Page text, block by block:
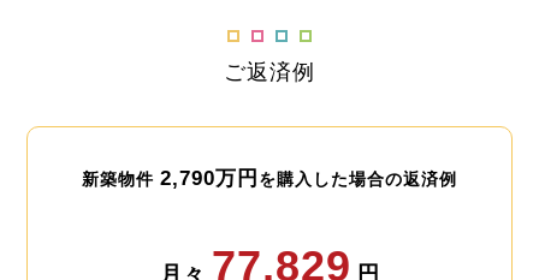
ご返済例
新築物件 2,790万円 を購入した場合の返済例
月々 77,829 円